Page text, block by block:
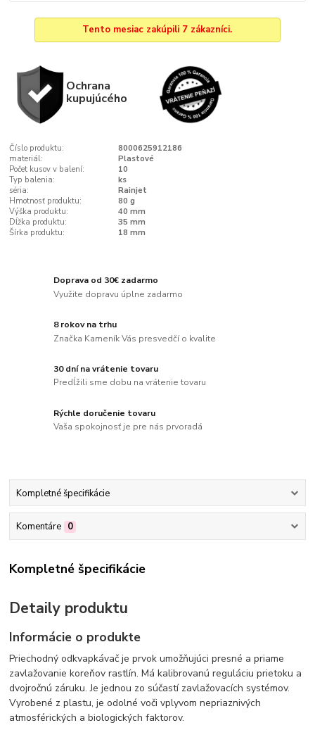
Tento mesiac zakúpili 7 zákazníci.
Ochrana
kupujúcého
Číslo produktu:
8000625912186
materiál:
Plastové
Počet kusov v balení:
10
Typ balenia:
ks
séria:
Rainjet
Hmotnosť produktu:
80 g
Výška produktu:
40 mm
Dĺžka produktu:
35 mm
Šírka produktu:
18 mm
Doprava od 30€ zadarmo
Využite dopravu úplne zadarmo
8 rokov na trhu
Značka Kameník Vás presvedčí o kvalite
30 dní na vrátenie tovaru
Predĺžili sme dobu na vrátenie tovaru
Rýchle doručenie tovaru
Vaša spokojnosť je pre nás prvoradá
Kompletné špecifikácie
Komentáre 0
Kompletné špecifikácie
Detaily produktu
Informácie o produkte
Priechodný odkvapkávač je prvok umožňujúci presné a priame
zavlažovanie koreňov rastlín. Má kalibrovanú reguláciu prietoku a
dvojročnú záruku. Je jednou zo súčastí zavlažovacích systémov.
Vyrobené z plastu, je odolné voči vplyvom nepriaznivých
atmosférických a biologických faktorov.